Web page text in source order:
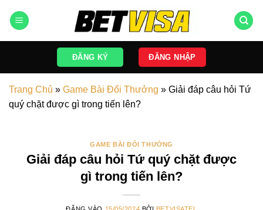
qua
ĐĂNG KÝ ĐĂNG NHẬP
Trang Chủ » Game Bài Đổi Thưởng » Giải đáp câu hỏi Tứ
quý chặt được gì trong tiến lên?
GAME BÀI ĐỔI THƯỞNG
Giải đáp câu hỏi Tứ quý chặt được
gì trong tiến lên?